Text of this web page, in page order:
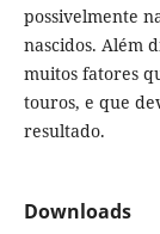
possivelmente
nascidos. Além
muitos fatores
touros, e que
resultado.
Downloads